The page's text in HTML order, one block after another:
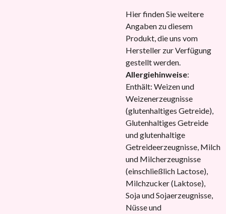
Hier finden Sie weitere
Angaben zu diesem
Produkt, die uns vom
Hersteller zur Verfügung
gestellt werden.
Allergiehinweise:
Enthält: Weizen und
Weizenerzeugnisse
(glutenhaltiges Getreide),
Glutenhaltiges Getreide
und glutenhaltige
Getreideerzeugnisse, Milch
und Milcherzeugnisse
(einschließlich Lactose),
Milchzucker (Laktose),
Soja und Sojaerzeugnisse,
Nüsse und